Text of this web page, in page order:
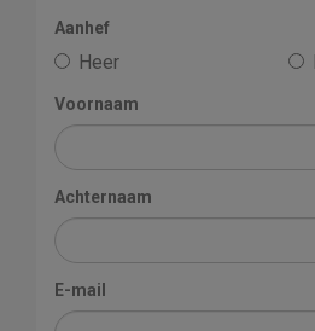
Aanhef
Heer
Voornaam
Achternaam
E-mail